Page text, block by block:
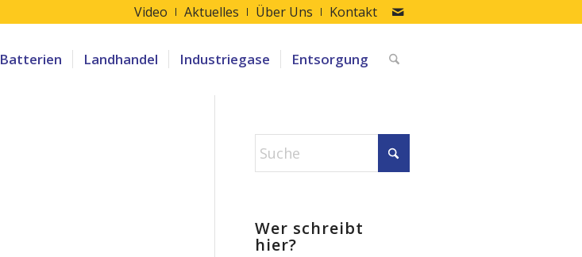
Video Aktuelles Über Uns Kontakt
Batterien Landhandel Industriegase Entsorgung
Wer schreibt
hier?